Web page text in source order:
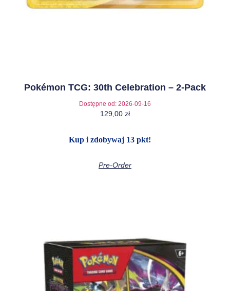
Pokémon TCG: 30th Celebration – 2-Pack
Dostępne od: 2026-09-16
129,00 zł
Kup i zdobywaj 13 pkt!
Pre-Order